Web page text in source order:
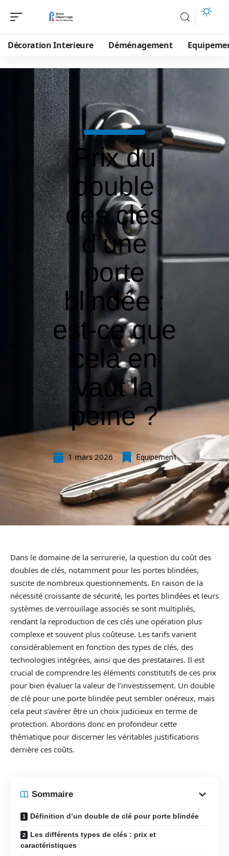
Décoration Interieure Déménagement
Prix du
double
des clés
d’une
porte
blindée :
est-ce que
cela en
vaut la
peine ?
1 mars 2026 Equipement
Dans le domaine de la serrurerie, la question du coût des
doubles de clés, notamment pour les portes blindées,
suscite de nombreux questionnements. En raison de la
nécessité croissante de sécurité, les portes blindées et leurs
systèmes de verrouillage associés se sont multipliés,
rendant la reproduction de ces clés une opération plus
complexe et souvent plus coûteuse. Les tarifs varient
considérablement en fonction des types de clés, des
technologies intégrées, ainsi que des prestataires. Il est
crucial de comprendre les éléments constitutifs de ces prix
pour bien évaluer la valeur de l’investissement. Un double
de clé pour une porte blindée peut sembler onéreux, mais
cela peut s’avérer être un choix judicieux en terme de
protection. Abordons donc en profondeur cette
thématique pour discerner les véritables justifications
derrière ces coûts.
Sommaire
Définition d’un double de clé pour porte blindée
Les différents types de clés : prix et
caractéristiques